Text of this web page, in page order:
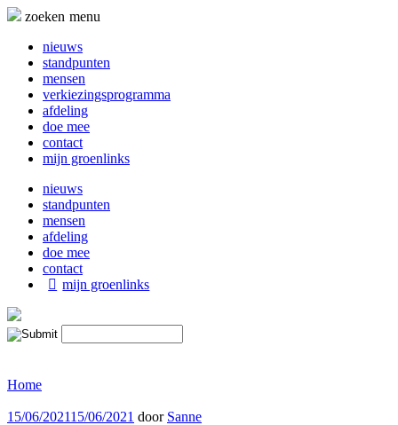
Naar
inhoud
springen
zoeken menu
nieuws
standpunten
mensen
verkiezingsprogramma
afdeling
doe mee
contact
mijn groenlinks
nieuws
standpunten
mensen
afdeling
doe mee
contact
mijn groenlinks
Home
Geplaatst
15/06/202115/06/2021 door Sanne